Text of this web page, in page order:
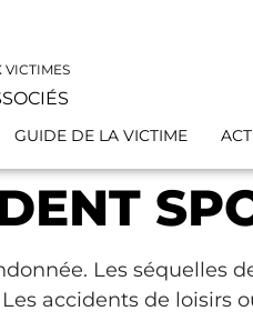
VICTIMES
GUIDE DE LA VICTIME
Les séquelles
accidents de loisirs